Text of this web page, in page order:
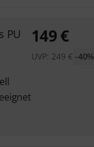
PU 149 €
UVP: 249 € -40%